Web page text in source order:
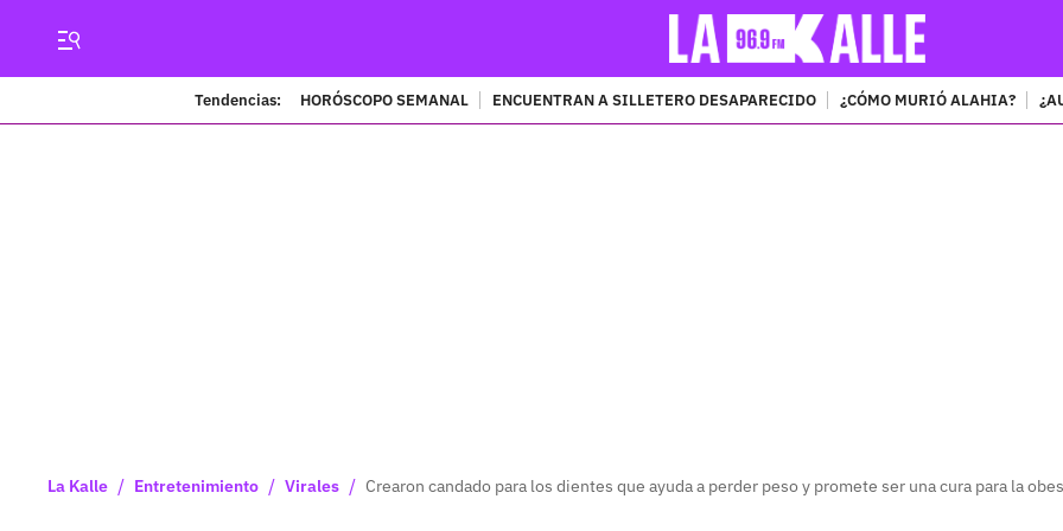
Tendencias: HORÓSCOPO SEMANAL ENCUENTRAN A SILLETERO DESAPARECIDO ¿CÓMO MURIÓ ALAHIA?
La Kalle / Entretenimiento / Virales / Crearon candado para los dientes que ayuda a perder peso y promete ser una cura para la